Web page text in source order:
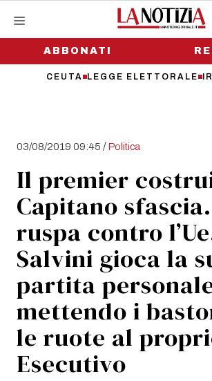
contenutoABBONATI
CEUTA LEGGE ELETTORALE
03/08/2019 09:45 /Politica
Il premier
Capitano
ruspa contro
Salvini gioca la
partita
mettendo i
le ruote al
Esecutivo